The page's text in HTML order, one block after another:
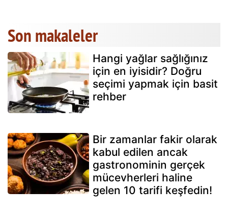
Son makaleler
Hangi yağlar sağlığınız
için en iyisidir? Doğru
seçimi yapmak için basit
rehber
Bir zamanlar fakir olarak
kabul edilen ancak
gastronominin gerçek
mücevherleri haline
gelen 10 tarifi keşfedin!